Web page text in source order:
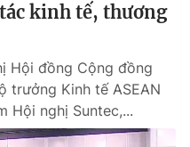
kinh tế, thương
Hội đồng Cộng đồng
trưởng Kinh tế ASEAN
Hội nghị Suntec,...